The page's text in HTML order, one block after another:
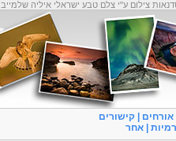
צילום ע"י צלם טבע ישראלי איליה שלמייב
|קישורים
|אחר